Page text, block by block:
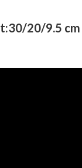
20/9.5 cm